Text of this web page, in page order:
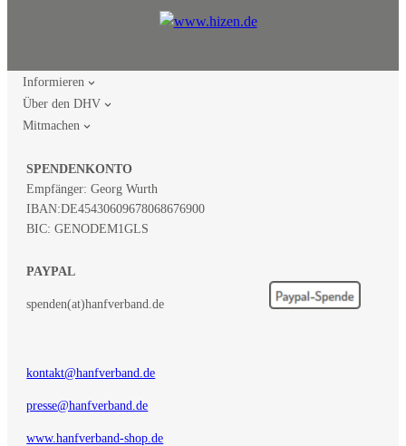
Informieren
Über den DHV
Mitmachen
SPENDENKONTO
Empfänger: Georg Wurth
IBAN:DE45430609678068676900
BIC: GENODEM1GLS
PAYPAL
spenden(at)hanfverband.de
kontakt@hanfverband.de
presse@hanfverband.de
www.hanfverband-shop.de